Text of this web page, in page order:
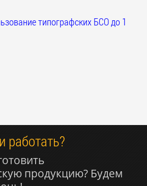
типографских БСО до 1
работать?
продукцию? Будем